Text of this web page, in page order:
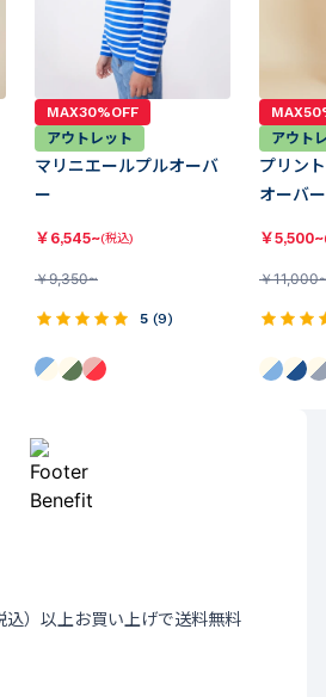
MAX30%OFF
アウトレット
マリニエールプルオーバ
ー
￥ 6,545~(税込)
￥9,350~
5 (9)
アウト
プリン
オーバー
￥5,500~
￥
込）以上お買い上げで送料無料